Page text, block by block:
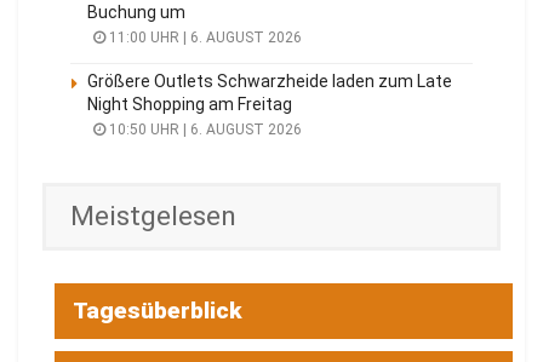
Buchung um
11:00 UHR | 6. AUGUST 2026
Größere Outlets Schwarzheide laden zum Late
Night Shopping am Freitag
10:50 UHR | 6. AUGUST 2026
Meistgelesen
Tagesüberblick